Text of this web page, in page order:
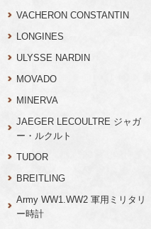
VACHERON CONSTANTIN
LONGINES
ULYSSE NARDIN
MOVADO
MINERVA
JAEGER LECOULTRE ジャガ
ー・ルクルト
TUDOR
BREITLING
Army WW1.WW2 軍用ミリタリ
ー時計